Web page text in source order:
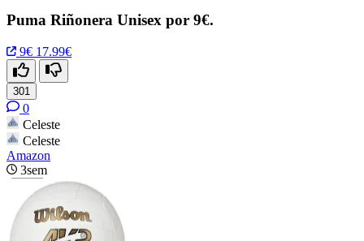
Puma Riñonera Unisex por 9€.
9€ 17.99€
301
0
Celeste
Celeste
Amazon
3sem